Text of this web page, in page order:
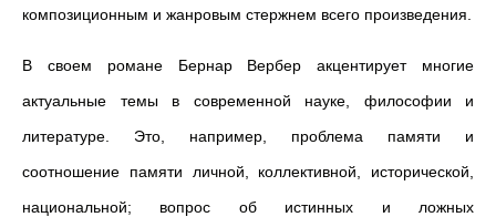
композиционным и жанровым стержнем всего произведения.
В своем романе Бернар Вербер акцентирует многие
актуальные темы в современной науке, философии и
литературе. Это, например, проблема памяти и
соотношение памяти личной, коллективной, исторической,
национальной; вопрос об истинных и ложных